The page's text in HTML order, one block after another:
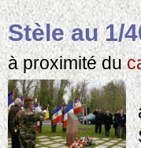
Stèle au 1/
à proximité du